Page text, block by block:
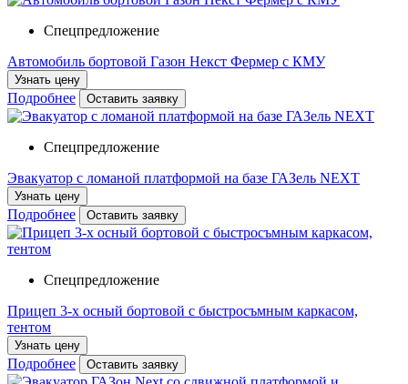
Спецпредложение
Автомобиль бортовой Газон Некст Фермер с КМУ
Узнать цену
Подробнее Оставить заявку
Спецпредложение
Эвакуатор с ломаной платформой на базе ГАЗель NEXT
Узнать цену
Подробнее Оставить заявку
Спецпредложение
Прицеп 3-х осный бортовой с быстросъмным каркасом,
тентом
Узнать цену
Подробнее Оставить заявку